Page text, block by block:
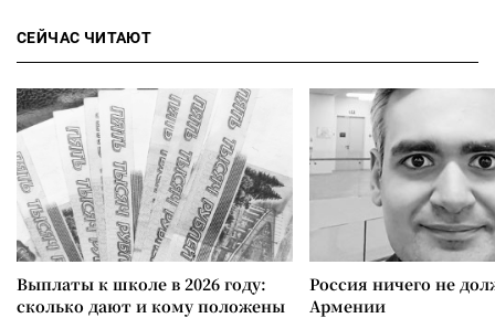
СЕЙЧАС ЧИТАЮТ
Выплаты к школе в 2026 году:
сколько дают и кому положены
Россия ничего не
Армении